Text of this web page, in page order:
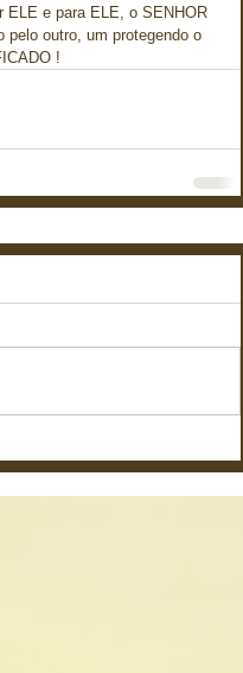
ELE e para ELE, o SENHOR
pelo outro, um protegendo o
!